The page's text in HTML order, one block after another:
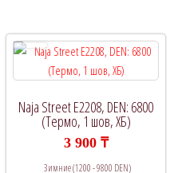
Опции
на
Naja Street E2208, DEN: 6800
(Термо, 1 шов, ХБ)
3 900 ₸
Зимние (1200 - 9800 DEN)